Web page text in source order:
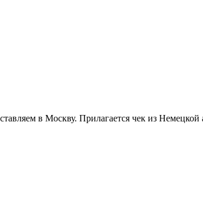
в Москву. Прилагается чек из Немецкой